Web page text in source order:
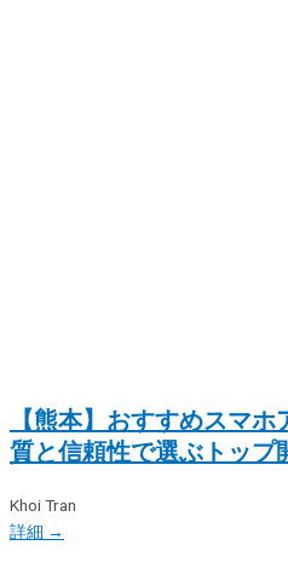
【熊本】おすすめスマホ
質と信頼性で選ぶトップ
Khoi Tran
詳細 →